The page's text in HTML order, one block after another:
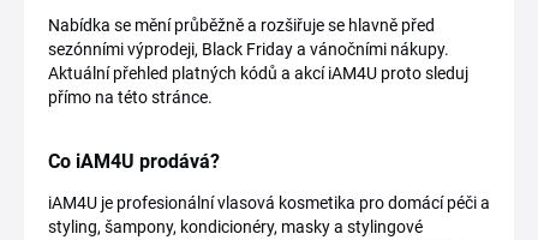
Nabídka se mění průběžně a rozšiřuje se hlavně před
sezónními výprodeji, Black Friday a vánočními nákupy.
Aktuální přehled platných kódů a akcí iAM4U proto sleduj
přímo na této stránce.
Co iAM4U prodává?
iAM4U je profesionální vlasová kosmetika pro domácí péči a
styling, šampony, kondicionéry, masky a stylingové